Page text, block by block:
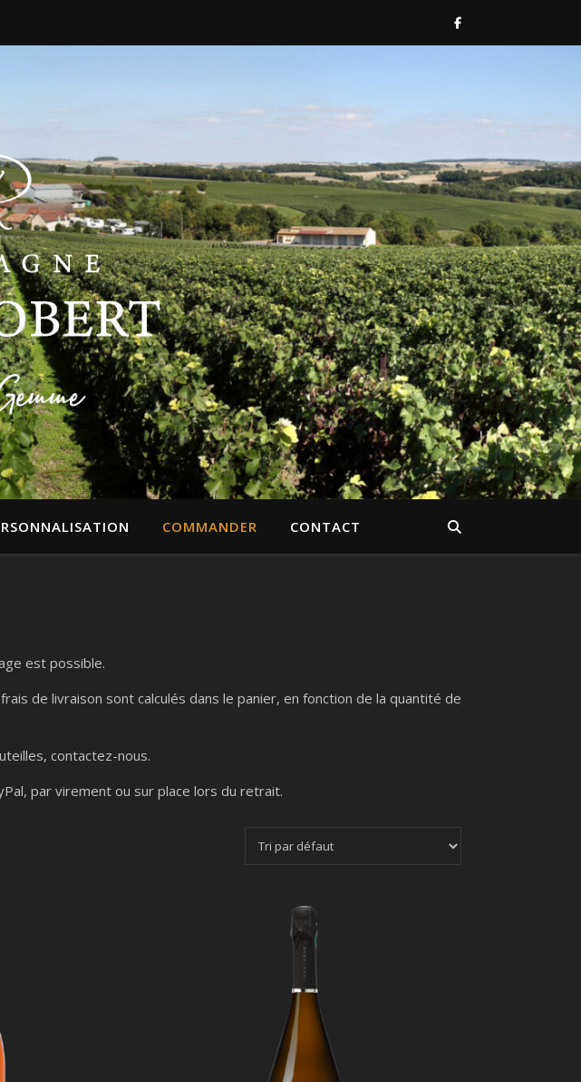
COMMANDER CONTACT
est possible.
de livraison sont calculés dans le panier, en fonction de la quantité de
contactez-nous.
par virement ou sur place lors du retrait.